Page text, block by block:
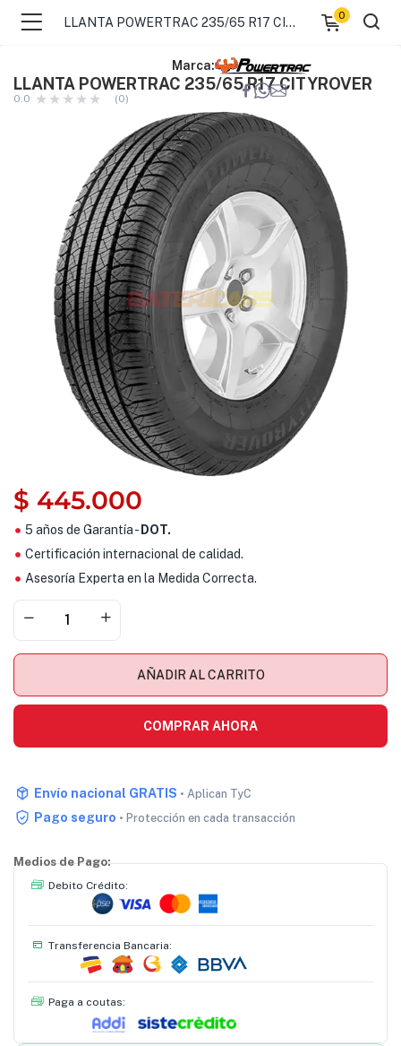
LLANTA POWERTRAC 235/65 R17 CITYROVER
0
Marca:
LLANTA POWERTRAC 235/65 R17 CITYROVER
0.0 (0)
$ 445.000
5 años de Garantía - DOT.
Certificación internacional de calidad.
Asesoría Experta en la Medida Correcta.
AÑADIR AL CARRITO
COMPRAR AHORA
Envío nacional GRATIS • Aplican TyC
Pago seguro • Protección en cada transacción
Medios de Pago:
Debito Crédito:
Transferencia Bancaria:
Paga a coutas: